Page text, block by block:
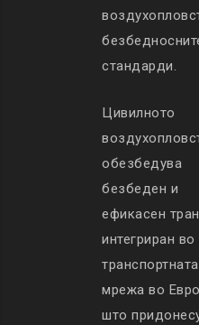
стандарди.
Цивилното
обезбедува
безбеден и
ефикасен
интегриран во
транспортната
мрежа во
што